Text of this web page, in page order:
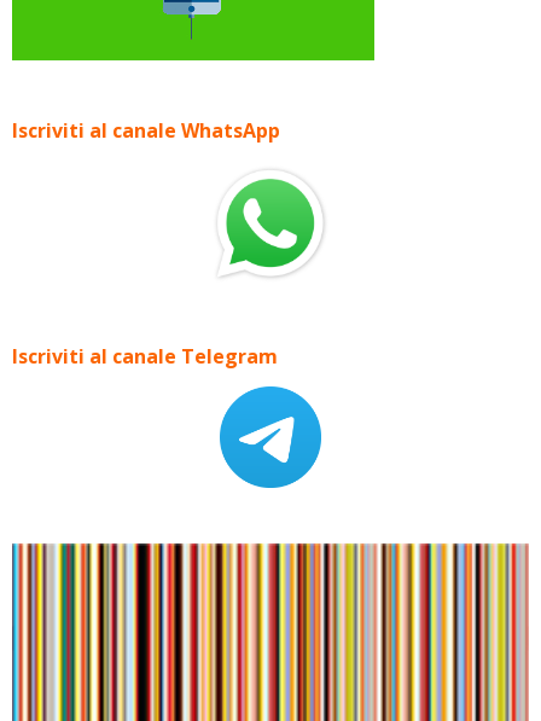
Iscriviti al canale WhatsApp
Iscriviti al canale Telegram